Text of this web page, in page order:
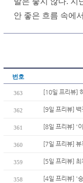
안 좋은 흐름 속에
번호
363 [10일 프리뷰]
362 [9일 프리뷰]
361 [8일 프리뷰] '
360 [7일 프리뷰]
359 [5일 프리뷰]
358 [4일 프리뷰] '